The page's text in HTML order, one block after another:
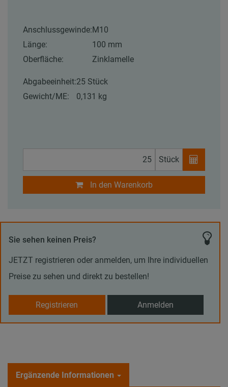
Anschlussgewinde:M10
Länge:
100 mm
Oberfläche:
Zinklamelle
Abgabeeinheit:25 Stück
Gewicht/ME:
0,131 kg
Stück
In den Warenkorb
Sie sehen keinen Preis?
JETZT registrieren oder anmelden, um Ihre individuellen
Preise zu sehen und direkt zu bestellen!
Registrieren Anmelden
Ergänzende Informationen